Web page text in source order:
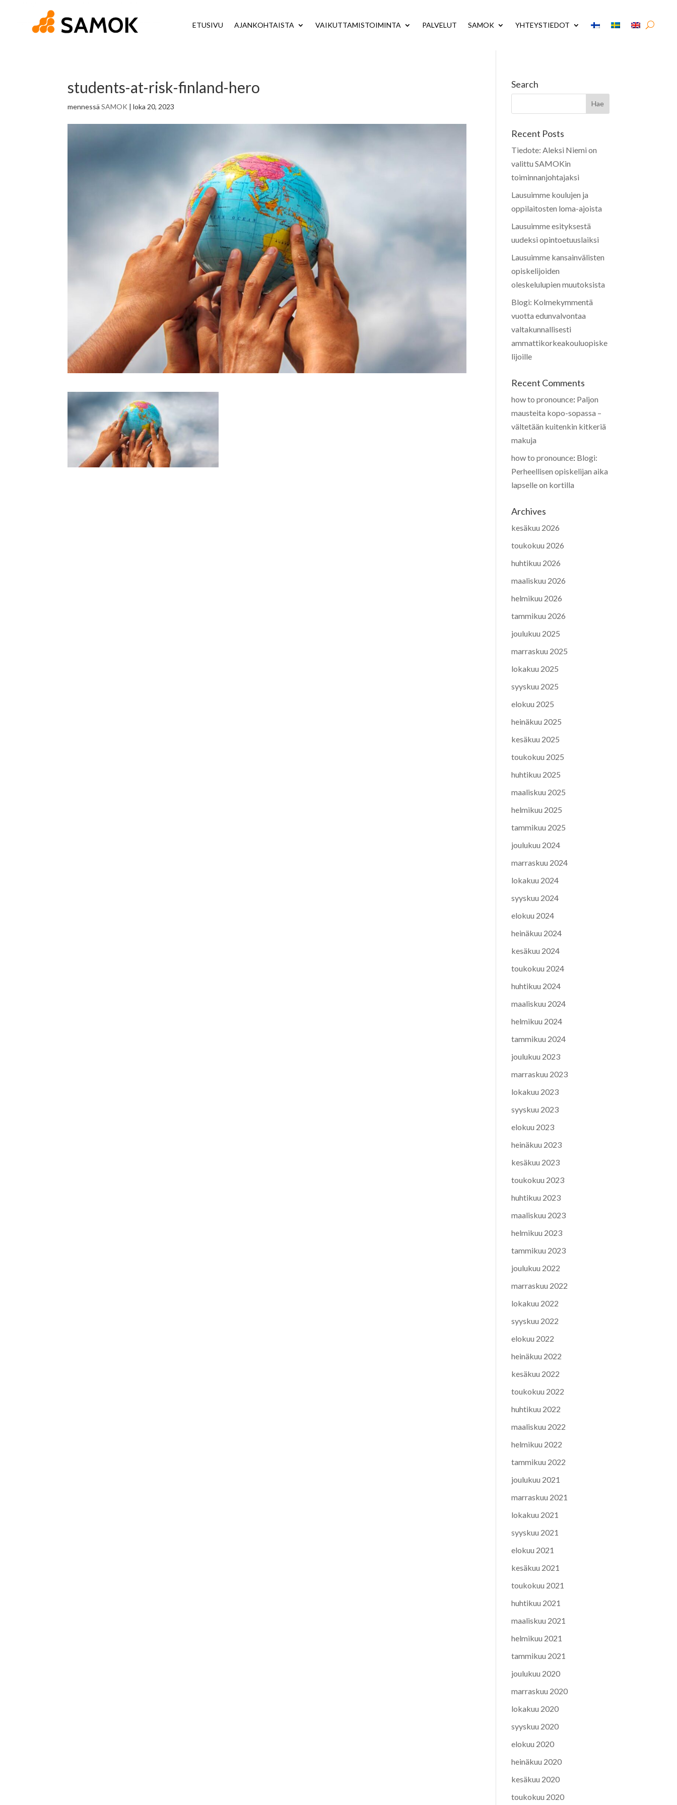
ETUSIVU AJANKOHTAISTA VAIKUTTAMISTOIMINTA PALVELUT SAMOK YHTEYSTIEDOT
students-at-risk-finland-hero
mennessäSAMOK |loka 20, 2023
Search
Recent Posts
Tiedote: Aleksi Niemi on
valittu SAMOKin
toiminnanjohtajaksi
Lausuimme koulujen ja
oppilaitosten loma-ajoista
Lausuimme esityksestä
uudeksi opintoetuuslaiksi
Lausuimme kansainvälisten
opiskelijoiden
oleskelulupien muutoksista
Blogi: Kolmekymmentä
vuotta edunvalvontaa
valtakunnallisesti
ammattikorkeakouluopiske
lijoille
Recent Comments
how to pronounce: Paljon
mausteita kopo-sopassa –
vältetään kuitenkin kitkeriä
makuja
how to pronounce: Blogi:
Perheellisen opiskelijan aika
lapselle on kortilla
Archives
kesäkuu 2026
toukokuu 2026
huhtikuu 2026
maaliskuu 2026
helmikuu 2026
tammikuu 2026
joulukuu 2025
marraskuu 2025
lokakuu 2025
syyskuu 2025
elokuu 2025
heinäkuu 2025
kesäkuu 2025
toukokuu 2025
huhtikuu 2025
maaliskuu 2025
helmikuu 2025
tammikuu 2025
joulukuu 2024
marraskuu 2024
lokakuu 2024
syyskuu 2024
elokuu 2024
heinäkuu 2024
kesäkuu 2024
toukokuu 2024
huhtikuu 2024
maaliskuu 2024
helmikuu 2024
tammikuu 2024
joulukuu 2023
marraskuu 2023
lokakuu 2023
syyskuu 2023
elokuu 2023
heinäkuu 2023
kesäkuu 2023
toukokuu 2023
huhtikuu 2023
maaliskuu 2023
helmikuu 2023
tammikuu 2023
joulukuu 2022
marraskuu 2022
lokakuu 2022
syyskuu 2022
elokuu 2022
heinäkuu 2022
kesäkuu 2022
toukokuu 2022
huhtikuu 2022
maaliskuu 2022
helmikuu 2022
tammikuu 2022
joulukuu 2021
marraskuu 2021
lokakuu 2021
syyskuu 2021
elokuu 2021
kesäkuu 2021
toukokuu 2021
huhtikuu 2021
maaliskuu 2021
helmikuu 2021
tammikuu 2021
joulukuu 2020
marraskuu 2020
lokakuu 2020
syyskuu 2020
elokuu 2020
heinäkuu 2020
kesäkuu 2020
toukokuu 2020